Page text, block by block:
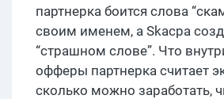
партнерка боится слова
своим именем, а Skacpa
“страшном слове”. Что
офферы партнерка считает
сколько можно заработать,